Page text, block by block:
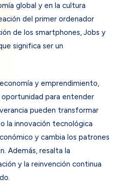
global y en la cultura
del primer ordenador
de los smartphones, Jobs y
significa ser un
y emprendimiento,
para entender
pueden transformar
la innovación tecnológica
y cambia los patrones
Además, resalta la
y la reinvención continua